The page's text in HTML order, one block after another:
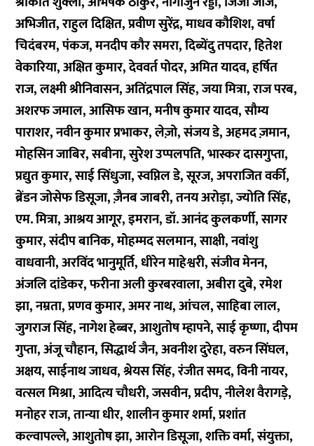
अभिजीत, राहुल दिक्षित, प्रवीण सुरेंद्र, माधव कौशिश, वर्षा
चिदंबरम, पंकज, मनदीप कौर समरा, दिब्येंदु तपदार, हितेश
वेकारिया, अक्षित कुमार, देववर्त पोदर, अमित यादव, हर्षित
राज, लक्ष्मी श्रीनिवासन, अतिंद्रपाल सिंह, जया मित्रा, राज परब,
अशरफ जमाल, आसिफ खान, मनीष कुमार यादव, सौम्य
पाराशर, नवीन कुमार प्रभाकर, लेज़ो, संजय डे, अहमद ज़मान,
मोहसिन जाबिर, सबीना, सुरेश उप्पलपति, भास्कर दासगुप्ता,
प्रद्युत कुमार, साई सिंधुजा, स्वप्निल डे, सूरज, अपराजित वर्की,
ब्रेंडन जोसेफ डिसूजा, ज़ैनब जाबरी, तनय अरोड़ा, ज्योति सिंह,
एम. मित्रा, आश्रय आगूर, इमरान, डॉ. आनंद कुलकर्णी, सागर
कुमार, संदीप बानिक, मोहम्मद सलमान, साक्षी, नवांशु
वाधवानी, अरविंद भानुमूर्ति, धीरेन माहेश्वरी, संजीव मेनन,
अंजलि दांडेकर, फरीना अली कुरबरवाला, अबीरा दुबे, रमेश
झा, नम्रता, प्रणव कुमार, अमर नाथ, आंचल, साहिबा लाल,
जुगराज सिंह, नागेश हेब्बर, आशुतोष म्हापने, साई कृष्णा, दीपम
गुप्ता, अंजू चौहान, सिद्धार्थ जैन, अवनीश दुरेहा, वरुन सिंघल,
अक्षय, साईनाथ जाधव, श्रेयस सिंह, रंजीत समद, विनी नायर,
वत्सल मिश्रा, आदित्य चौधरी, जसवीन, प्रदीप, नीलेश वैरागड़े,
मनोहर राज, तान्या धीर, शालीन कुमार शर्मा, प्रशांत
कल्वापल्ले, आशुतोष झा, आरोन डिसूजा, शक्ति वर्मा, संयुक्ता,